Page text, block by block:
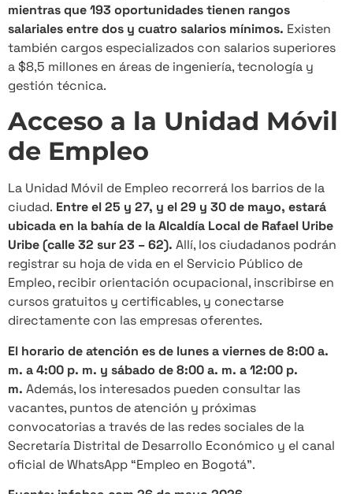
mientras que 193 oportunidades tienen rangos
salariales entre dos y cuatro salarios mínimos. Existen
también cargos especializados con salarios superiores
a $8,5 millones en áreas de ingeniería, tecnología y
gestión técnica.
Acceso a la Unidad Móvil
de Empleo
La Unidad Móvil de Empleo recorrerá los barrios de la
ciudad. Entre el 25 y 27, y el 29 y 30 de mayo, estará
ubicada en la bahía de la Alcaldía Local de Rafael Uribe
Uribe (calle 32 sur 23 – 62). Allí, los ciudadanos podrán
registrar su hoja de vida en el Servicio Público de
Empleo, recibir orientación ocupacional, inscribirse en
cursos gratuitos y certificables, y conectarse
directamente con las empresas oferentes.
El horario de atención es de lunes a viernes de 8:00 a.
m. a 4:00 p. m. y sábado de 8:00 a. m. a 12:00 p.
m. Además, los interesados pueden consultar las
vacantes, puntos de atención y próximas
convocatorias a través de las redes sociales de la
Secretaría Distrital de Desarrollo Económico y el canal
oficial de WhatsApp “Empleo en Bogotá”.